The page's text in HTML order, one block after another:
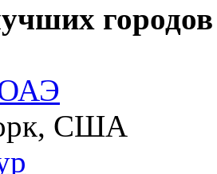
городов
США